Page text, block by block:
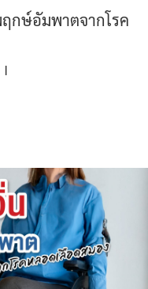
กษ์อัมพาตจากโรค
|